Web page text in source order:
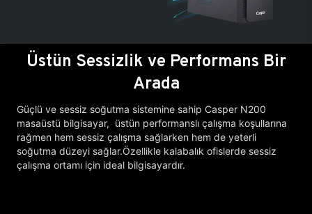
Üstün Sessizlik ve Performans Bir
Arada
Güçlü ve sessiz soğutma sistemine sahip Casper N200
masaüstü bilgisayar, üstün performanslı çalışma koşullarına
rağmen hem sessiz çalışma sağlarken hem de yeterli
soğutma düzeyi sağlar.Özellikle kalabalık ofislerde sessiz
çalışma ortamı için ideal bilgisayardır.